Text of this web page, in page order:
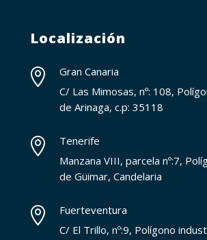
Localización

Gran Canaria
C/ Las Mimosas, nº: 108,
de Arinaga, c.p: 35118

Tenerife
Manzana VIII, parcela nº:7,
de Güimar, Candelaria

Fuerteventura
C/ El Trillo, nº:9, Polígono